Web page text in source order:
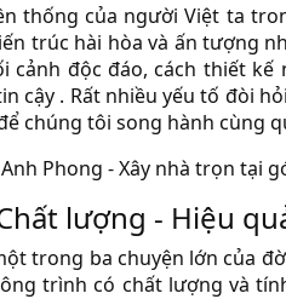
thống của người Việt ta
trúc hài hòa và ấn tượng
cảnh độc đáo, cách thiết
cậy . Rất nhiều yếu tố đòi
chúng tôi song hành cùng
lượng - Hiệu
trong ba chuyện lớn của
trình có chất lượng và